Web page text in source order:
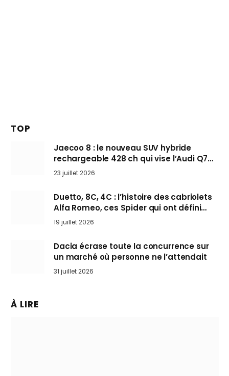
TOP
Jaecoo 8 : le nouveau SUV hybride
rechargeable 428 ch qui vise l’Audi Q7
arrive en Europe cet automne
23 juillet 2026
Duetto, 8C, 4C : l’histoire des cabriolets
Alfa Romeo, ces Spider qui ont défini
l’art de rouler cheveux au vent
19 juillet 2026
Dacia écrase toute la concurrence sur
un marché où personne ne l’attendait
31 juillet 2026
À LIRE